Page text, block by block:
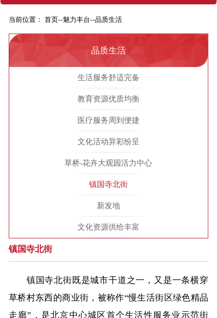
当前位置： 首页--魅力丰台--品质生活
品质生活
生活服务舒适完备
教育资源优质均衡
医疗服务周到便捷
文化活动异彩纷呈
草桥-花卉大观园活力中心
镇国寺北街
新发地
文化资源供给丰富
镇国寺北街
镇国寺北街既是城市干道之一，又是一条横穿
草桥村东西的商业街，被称作“慢生活街区绿色精品
走廊”，是北京中心城区首个生活性服务业示范街